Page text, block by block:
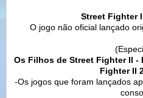
Street Fighter
O jogo não oficial lançado
Os Filhos de Street Fighter II -
Fighter II
-Os jogos que foram lançados